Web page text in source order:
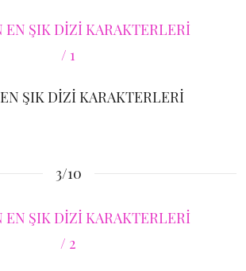
ŞIK DİZİ KARAKTERLERİ
3/10